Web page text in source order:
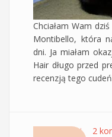
Chciałam Wam
Montibello, która
dni. Ja miałam
Hair długo przed
recenzją tego
Czytaj dalejwpis
2